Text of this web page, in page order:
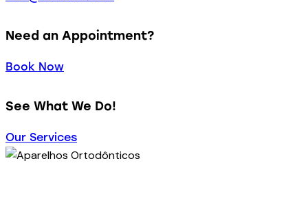
Need an Appointment?
Book Now
See What We Do!
Our Services